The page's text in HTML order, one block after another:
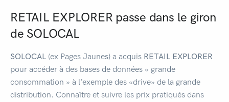
RETAIL EXPLORER passe dans le giron
de SOLOCAL
SOLOCAL (ex Pages Jaunes) a acquis RETAIL EXPLORER
pour accéder à des bases de données « grande
consommation » à l’exemple des «drive» de la grande
distribution. Connaître et suivre les prix pratiqués dans